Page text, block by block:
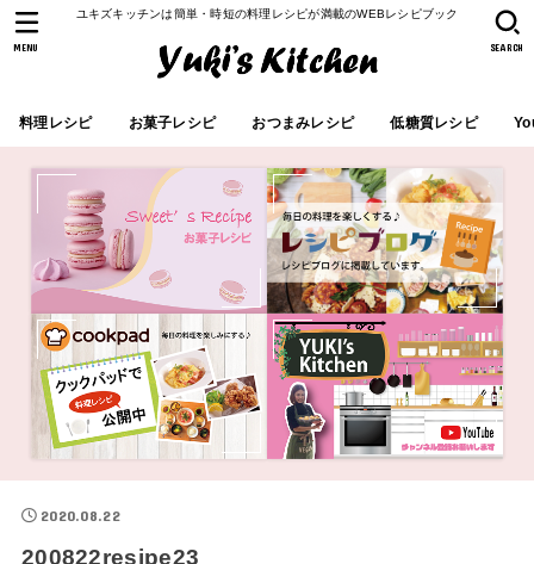
ユキズキッチンは簡単・時短の料理レシピが満載のWEBレシピブック
料理レシピ お菓子レシピ おつまみレシピ 低糖質レシピ
SEARCH
MENU
2020.08.22
200822resipe23